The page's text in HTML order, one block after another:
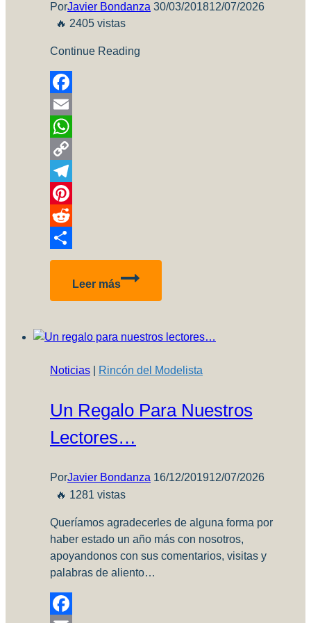
PorJavier Bondanza 30/03/201812/07/2026
🔥 2405 vistas
Continue Reading
Facebook
Email
WhatsApp
Copy
Link
Telegram
Pinterest
Reddit
Compartir
Leer más
Guy
Noticias Rincón del Modelista
Un Regalo Para Nuestros
Lectores…
PorJavier Bondanza 16/12/201912/07/2026
🔥 1281 vistas
Queríamos agradecerles de alguna forma por
haber estado un año más con nosotros,
apoyandonos con sus comentarios, visitas y
palabras de aliento…